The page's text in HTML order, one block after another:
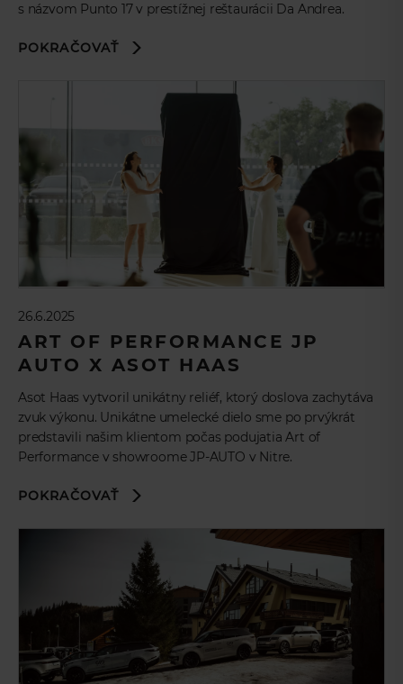
s názvom Punto 17 v prestížnej reštaurácii Da Andrea.
POKRAČOVAŤ
26.6.2025
ART OF PERFORMANCE JP
AUTO X ASOT HAAS
Asot Haas vytvoril unikátny reliéf, ktorý doslova zachytáva
zvuk výkonu. Unikátne umelecké dielo sme po prvýkrát
predstavili našim klientom počas podujatia Art of
Performance v showroome JP-AUTO v Nitre.
POKRAČOVAŤ